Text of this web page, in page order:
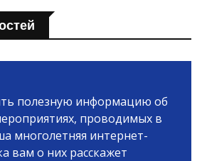
полезную информацию об
проводимых в
многолетняя интернет-
вам о них расскажет